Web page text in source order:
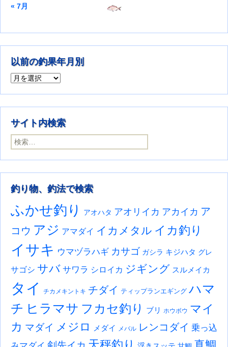
« 7月
以前の釣果年月別
以前の釣果年月別
サイト内検索
検索:
釣り物、釣法で検索
ふかせ釣り アオハタ アオリイカ アカイカ ア
コウ アジ アマダイ イカメタル イカ釣り
イサキ ウマヅラハギ カサゴ ガシラ キジハタ グレ
サゴシ サバ サワラ シロイカ ジギング スルメイカ
タイ チカメキントキ チダイ ティップランエギング ハマ
チ ヒラマサ フカセ釣り ブリ ホウボウ マイ
カ マダイ メジロ メダイ メバル レンコダイ 乗っ込